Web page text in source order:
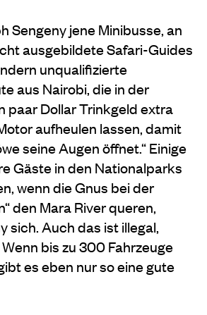
Sengeny jene Minibusse, an
ausgebildete Safari-Guides
unqualifizierte
aus Nairobi, die in der
paar Dollar Trinkgeld extra
aufheulen lassen, damit
seine Augen öffnet.“ Einige
Gäste in den Nationalparks
wenn die Gnus bei der
den Mara River queren,
sich. Auch das ist illegal,
Wenn bis zu 300 Fahrzeuge
es eben nur so eine gute